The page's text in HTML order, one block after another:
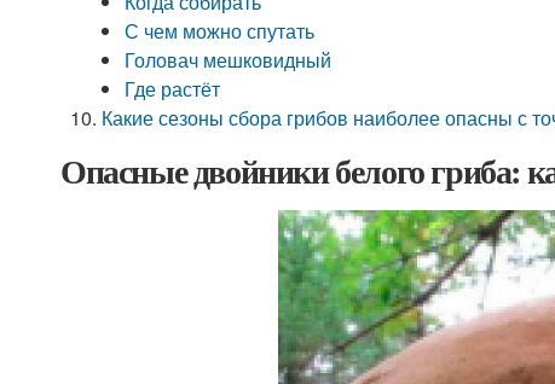
С чем можно спутать
Головач мешковидный
Где растёт
Какие сезоны сбора грибов наиболее опасны с
Опасные двойники белого гриба: